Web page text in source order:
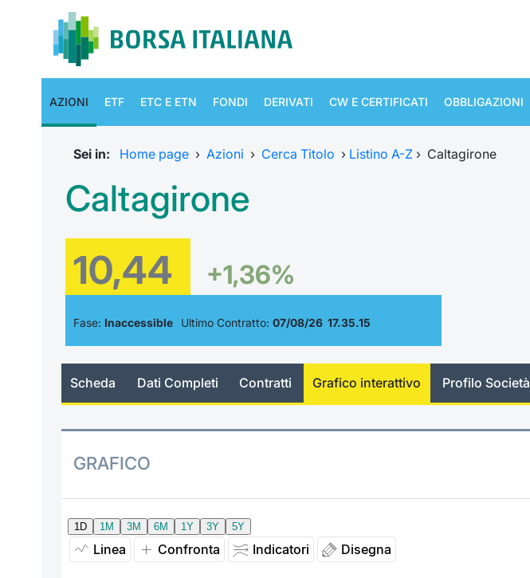
AZIONI ETF ETC E ETN FONDI DERIVATI CW E CERTIFICATI OBBLIGAZIONI
Sei in: Home page › Azioni › Cerca Titolo › Listino A-Z › Caltagirone
Caltagirone
10,44 +1,36%
Fase: Inaccessible Ultimo Contratto: 07/08/26 17.35.15
Scheda Dati Completi Contratti Grafico interattivo Profilo Società
GRAFICO